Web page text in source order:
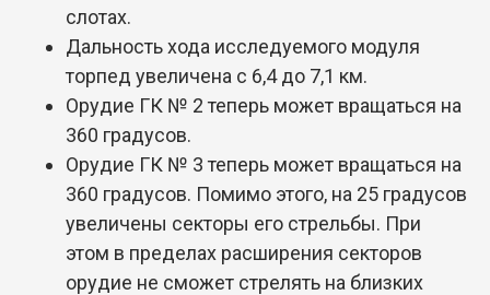
слотах.
Дальность хода исследуемого модуля
торпед увеличена с 6,4 до 7,1 км.
Орудие ГК № 2 теперь может вращаться на
360 градусов.
Орудие ГК № 3 теперь может вращаться на
360 градусов. Помимо этого, на 25 градусов
увеличены секторы его стрельбы. При
этом в пределах расширения секторов
орудие не сможет стрелять на близких